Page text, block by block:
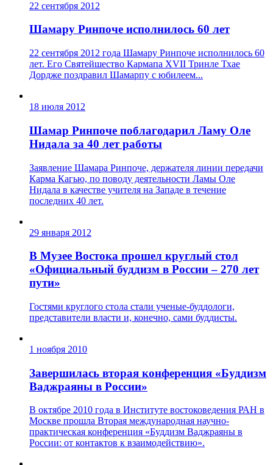
22 сентября 2012
Шамару Ринпоче исполнилось 60 лет
22 сентября 2012 года Шамару Ринпоче исполнилось 60
лет. Его Святейшество Кармапа XVII Тринле Тхае
Дордже поздравил Шамарпу с юбилеем...
18 июля 2012
Шамар Ринпоче поблагодарил Ламу Оле
Нидала за 40 лет работы
Заявление Шамара Ринпоче, держателя линии передачи
Карма Кагью, по поводу деятельности Ламы Оле
Нидала в качестве учителя на Западе в течение
последних 40 лет.
29 января 2012
В Музее Востока прошел круглый стол
«Официальный буддизм в России – 270 лет
пути»
Гостями круглого стола стали ученые-буддологи,
представители власти и, конечно, сами буддисты.
1 ноября 2010
Завершилась вторая конференция «Буддизм
Ваджраяны в России»
В октябре 2010 года в Институте востоковедения РАН в
Москве прошла Вторая международная научно-
практическая конференция «Буддизм Ваджраяны в
России: от контактов к взаимодействию».